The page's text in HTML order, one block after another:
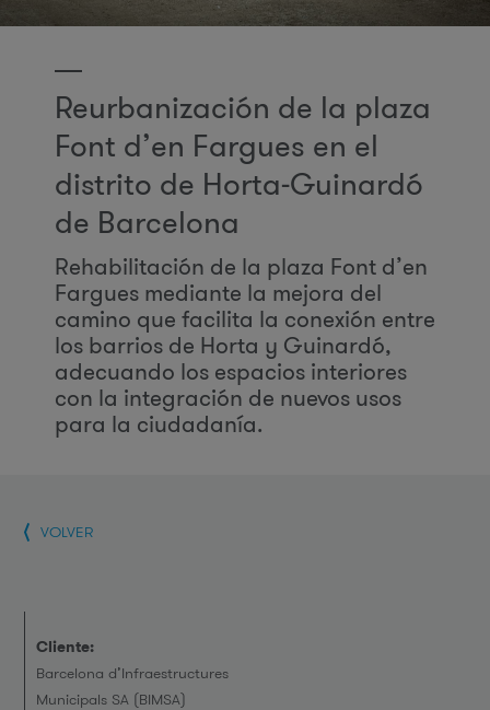
Reurbanización de la plaza
Font d’en Fargues en el
distrito de Horta-Guinardó
de Barcelona
Rehabilitación de la plaza Font d’en
Fargues mediante la mejora del
camino que facilita la conexión entre
los barrios de Horta y Guinardó,
adecuando los espacios interiores
con la integración de nuevos usos
para la ciudadanía.
VOLVER
Cliente:
Barcelona d’Infraestructures
Municipals SA (BIMSA)